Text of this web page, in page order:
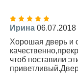
Ирина 06.07.2018
Хорошая дверь и
чтоб поставили